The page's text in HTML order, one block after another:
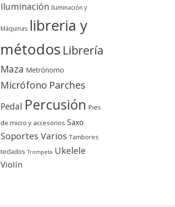
Iluminación Iluminación y
Máquinas libreria y
métodos Librería
Maza Metrónomo
Micrófono Parches
Pedal Percusión Pies
de micro y accesorios Saxo
Soportes Varios Tambores
teclados Trompeta Ukelele
Violín